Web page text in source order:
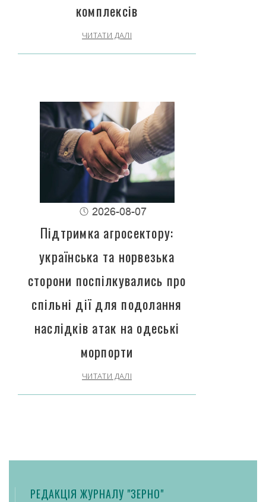
комплексів
ЧИТАТИ ДАЛІ
2026-08-07
Підтримка агросектору:
українська та норвезька
сторони поспілкувались про
спільні дії для подолання
наслідків атак на одеські
морпорти
ЧИТАТИ ДАЛІ
РЕДАКЦІЯ ЖУРНАЛУ "ЗЕРНО"